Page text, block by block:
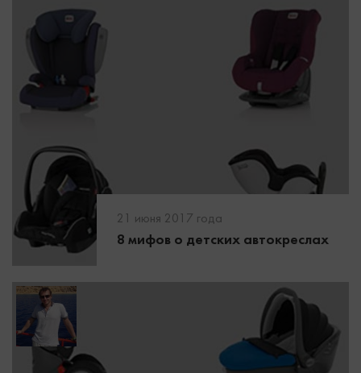
21 июня 2017 года
8 мифов о детских автокреслах